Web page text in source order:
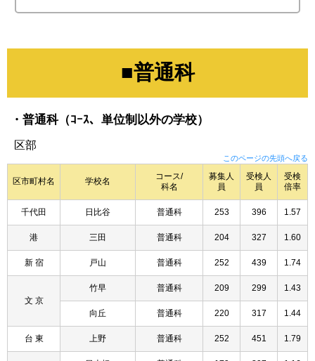
■普通科
・普通科（ｺｰｽ、単位制以外の学校）
区部
このページの先頭へ戻る
区市町村名 学校名
コース/
科名
募集人
員
受検人
員
受検
倍率
千代田 日比谷 普通科 253 396 1.57
港 三田 普通科 204 327 1.60
新 宿 戸山 普通科 252 439 1.74
文 京
竹早 普通科 209 299 1.43
向丘 普通科 220 317 1.44
台 東 上野 普通科 252 451 1.79